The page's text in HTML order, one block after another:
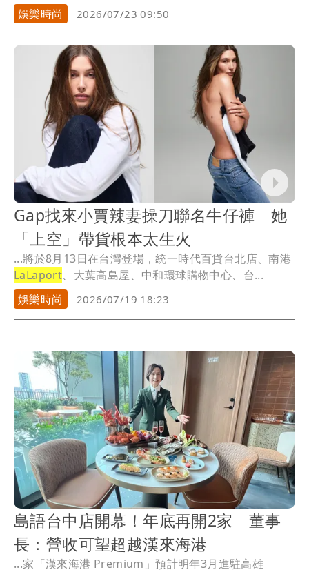
騎9萬元電動輔助自行車（電輔車）代步，從內湖騎12公
里到信義商圈再騎回南港，沿路違規不斷，隨心所欲騎
在人行道與快慢車道間穿梭，騎車滑手機、蛇行、超
車、闖紅燈「攏總來」，規定「電輔車」時速限制25公
里，他騎到40公里以上，明顯超速，還像吃了「無敵星
星」騎在人行道上，騎經公車停靠站，公車靠站停車，
一排民眾在等上下公車，王柏傑也未停下禮讓行人，直
接騎進去人群中爭道，令人傻眼。
娛樂時尚 2026/07/23 09:50
Gap找來小賈辣妻操刀聯名牛仔褲 她
「上空」帶貨根本太生火
...將於8月13日在台灣登場，統一時代百貨台北店、南港
LaLaport、大葉高島屋、中和環球購物中心、台...
娛樂時尚
2026/07/19 18:23
島語台中店開幕！年底再開2家 董事
長：營收可望超越漢來海港
...家「漢來海港 Premium」預計明年3月進駐高雄